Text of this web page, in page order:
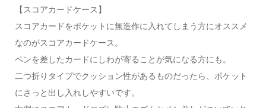
【スコアカードケース】
スコアカードをポケットに無造作に入れてしまう方にオススメ
なのがスコアカードケース。
ペンを差したカードにしわが寄ることが気になる方にも。
二つ折りタイプでクッション性があるものだったら、ポケット
にさっと出し入れしやすいです。